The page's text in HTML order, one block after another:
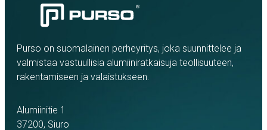
Purso on suomalainen perheyritys, joka suunnittelee ja
valmistaa vastuullisia alumiiniratkaisuja teollisuuteen,
rakentamiseen ja valaistukseen.
Alumiinitie 1
37200, Siuro